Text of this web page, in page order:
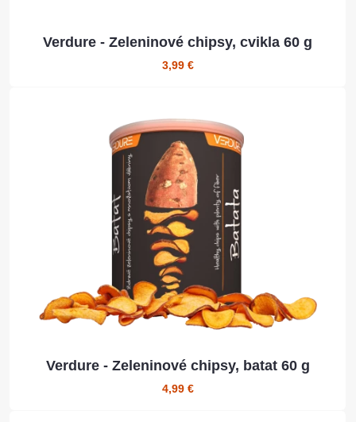
Verdure - Zeleninové chipsy, cvikla 60 g
3,99 €
Verdure - Zeleninové chipsy, batat 60 g
4,99 €